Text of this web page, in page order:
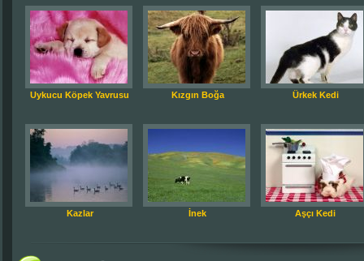
Uykucu Köpek Yavrusu Kızgın Boğa Ürkek Kedi
Kazlar İnek Aşçı Kedi